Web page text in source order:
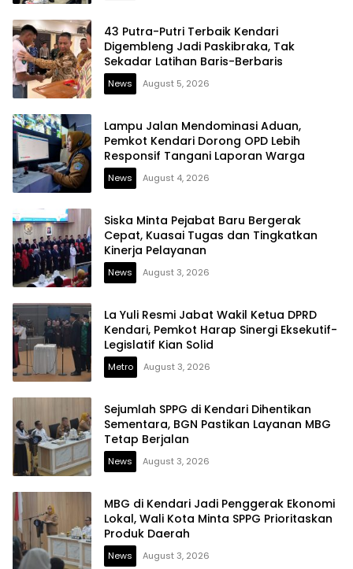
43 Putra-Putri Terbaik Kendari
Digembleng Jadi Paskibraka, Tak
Sekadar Latihan Baris-Berbaris
News August 5, 2026
Lampu Jalan Mendominasi Aduan,
Pemkot Kendari Dorong OPD Lebih
Responsif Tangani Laporan Warga
News August 4, 2026
Siska Minta Pejabat Baru Bergerak
Cepat, Kuasai Tugas dan Tingkatkan
Kinerja Pelayanan
News August 3, 2026
La Yuli Resmi Jabat Wakil Ketua DPRD
Kendari, Pemkot Harap Sinergi Eksekutif-
Legislatif Kian Solid
Metro August 3, 2026
Sejumlah SPPG di Kendari Dihentikan
Sementara, BGN Pastikan Layanan MBG
Tetap Berjalan
News August 3, 2026
MBG di Kendari Jadi Penggerak Ekonomi
Lokal, Wali Kota Minta SPPG Prioritaskan
Produk Daerah
News August 3, 2026